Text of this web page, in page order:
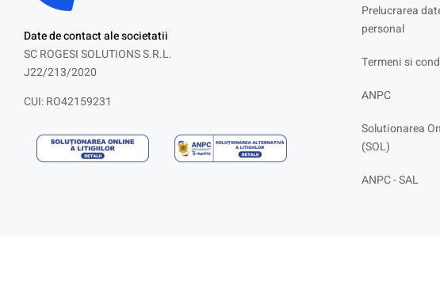
Date de contact ale societatii
SC ROGESI SOLUTIONS S.R.L.
J22/213/2020
CUI: RO42159231
Prelucrarea
personal
Termeni si
ANPC
Solutionarea
(SOL)
ANPC - SAL